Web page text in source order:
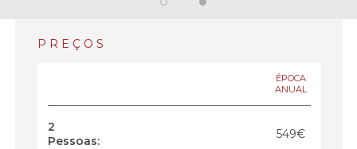
PREÇOS
ÉPOCA
ANUAL
2
Pessoas:
549€